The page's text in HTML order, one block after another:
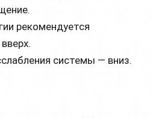
рекомендуется
системы — вниз.